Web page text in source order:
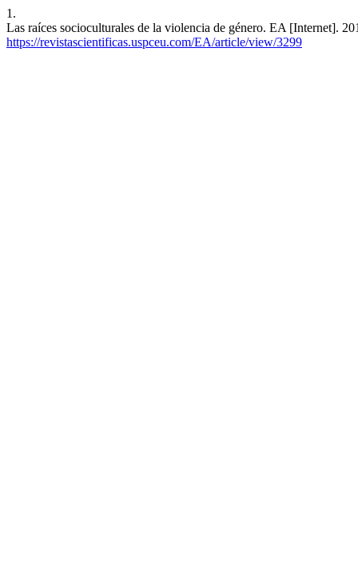
1.
Las raíces socioculturales de la violencia de género. EA [Internet].
https://revistascientificas.uspceu.com/EA/article/view/3299